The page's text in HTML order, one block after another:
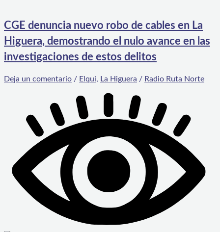
CGE denuncia nuevo robo de cables en La
Higuera, demostrando el nulo avance en las
investigaciones de estos delitos
Deja un comentario / Elqui, La Higuera / Radio Ruta Norte